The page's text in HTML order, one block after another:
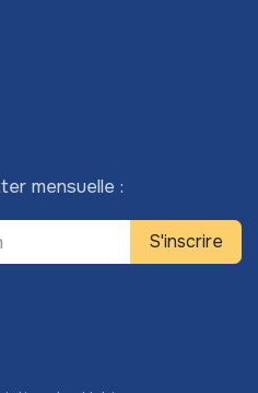
mensuelle :
S'inscrire